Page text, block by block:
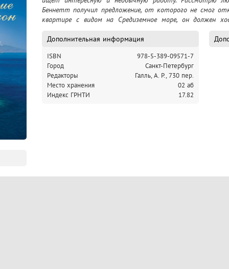
Беннетт получил предложение, от которого не смог
квартире с видом на Средиземное море, он должен
своего заказчика-миллионера. Увы, бесплатный сыр
Дополнительная информация
ISBN
978-5-389-09571-7
Город
Санкт-Петербург
Редакторы
Галль, А. Р., 730 пер.
Место хранения
02 аб
Индекс ГРНТИ
17.82